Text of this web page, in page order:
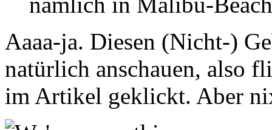
Aaaa-ja. Diesen (Nicht-)
natürlich anschauen, also
im Artikel geklickt. Aber